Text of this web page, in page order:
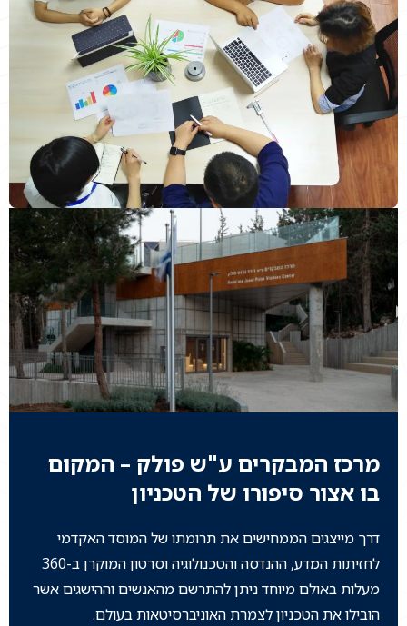
מרכז המבקרים ע"ש פולק – המקום
בו אצור סיפורו של הטכניון
דרך מייצגים הממחישים את תרומתו של המוסד האקדמי
לחזיתות המדע, ההנדסה והטכנולוגיה וסרטון המוקרן ב-360
מעלות באולם מיוחד ניתן להתרשם מהאנשים וההישגים אשר
הובילו את הטכניון לצמרת האוניברסיטאות בעולם.